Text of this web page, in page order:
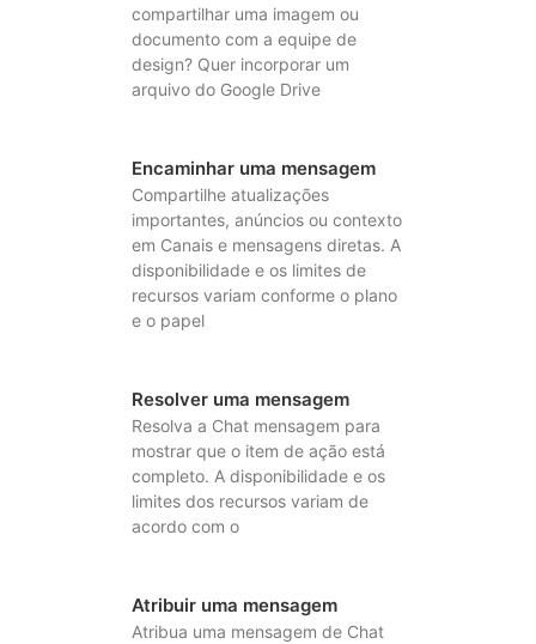
compartilhar uma imagem ou
documento com a equipe de
design? Quer incorporar um
arquivo do Google Drive
Encaminhar uma mensagem
Compartilhe atualizações
importantes, anúncios ou contexto
em Canais e mensagens diretas. A
disponibilidade e os limites de
recursos variam conforme o plano
e o papel
Resolver uma mensagem
Resolva a Chat mensagem para
mostrar que o item de ação está
completo. A disponibilidade e os
limites dos recursos variam de
acordo com o
Atribuir uma mensagem
Atribua uma mensagem de Chat